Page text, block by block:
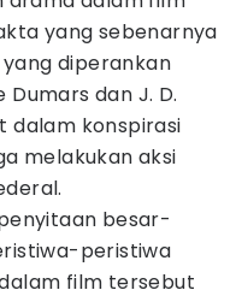
yang sebenarnya
diperankan
dan J. D.
dalam konspirasi
melakukan aksi
besar-
peristiwa
film tersebut